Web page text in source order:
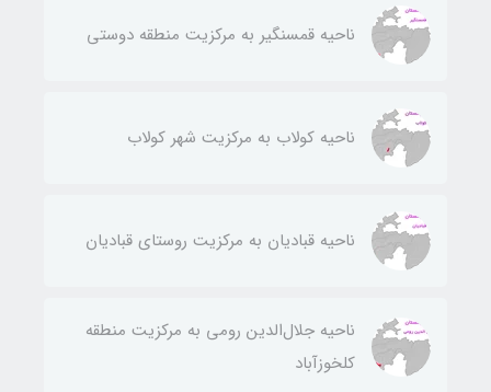
ناحيه قمسنگير به مركزيت منطقه دوستی
ناحيه كولاب به مركزيت شهر كولاب
ناحيه قباديان به مركزيت روستای قباديان
ناحيه جلال‌الدين رومی به مركزيت منطقه
كلخوزآباد